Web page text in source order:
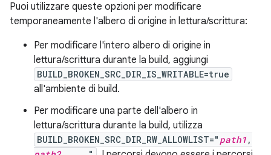
Puoi utilizzare queste opzioni per modificare
temporaneamente l'albero di origine in lettura/scrittura:
Per modificare l'intero albero di origine in
lettura/scrittura durante la build, aggiungi
BUILD_BROKEN_SRC_DIR_IS_WRITABLE=true
all'ambiente di build.
Per modificare una parte dell'albero in
lettura/scrittura durante la build, utilizza
BUILD_BROKEN_SRC_DIR_RW_ALLOWLIST=" path1 ,